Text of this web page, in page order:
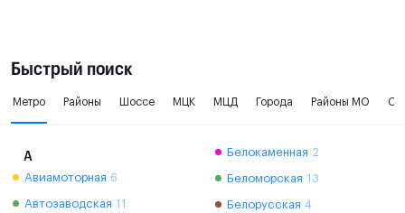
Быстрый поиск
Метро Районы Шоссе МЦК МЦД Города Районы МО
А
Авиамоторная 6
Автозаводская 11
Белокаменная 2
Беломорская 13
Белорусская 4